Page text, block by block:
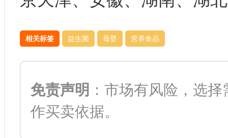
相关标签 益生菌 母婴 营养食品
免责声明 ：市场有风险，选
作买卖依据。